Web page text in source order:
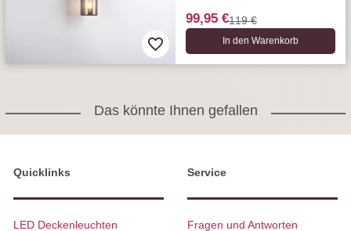
99,95 €119 €
In den Warenkorb
Das könnte Ihnen gefallen
Quicklinks
LED Deckenleuchten
Service
Fragen und Antworten